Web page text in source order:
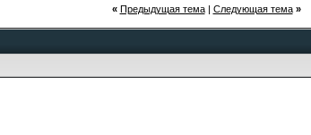
« Предыдущая тема| Следующая тема »